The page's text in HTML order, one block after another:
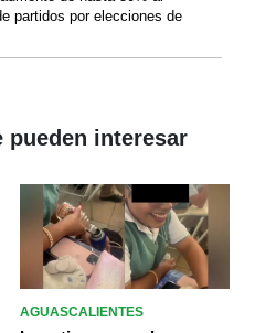
partidos por elecciones de
pueden interesar
AGUASCALIENTES